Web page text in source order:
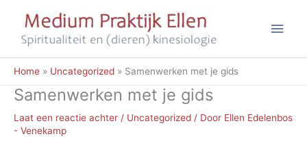
Home Uncategorized Samenwerken met je gids
Samenwerken met je gids
Laat een reactie achter / Uncategorized / Door Ellen Edelenbos
- Venekamp